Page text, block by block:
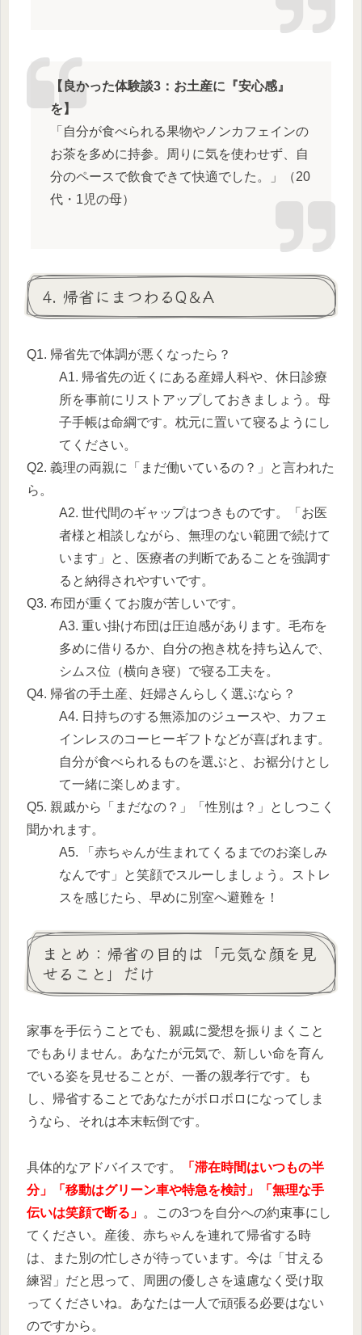
【良かった体験談3：お土産に『安心感』
を】
「自分が食べられる果物やノンカフェインの
お茶を多めに持参。周りに気を使わせず、自
分のペースで飲食できて快適でした。」（20
代・1児の母）
4. 帰省にまつわるQ＆A
Q1. 帰省先で体調が悪くなったら？
A1. 帰省先の近くにある産婦人科や、休日診療
所を事前にリストアップしておきましょう。母
子手帳は命綱です。枕元に置いて寝るようにし
てください。
Q2. 義理の両親に「まだ働いているの？」と言われた
ら。
A2. 世代間のギャップはつきものです。「お医
者様と相談しながら、無理のない範囲で続けて
います」と、医療者の判断であることを強調す
ると納得されやすいです。
Q3. 布団が重くてお腹が苦しいです。
A3. 重い掛け布団は圧迫感があります。毛布を
多めに借りるか、自分の抱き枕を持ち込んで、
シムス位（横向き寝）で寝る工夫を。
Q4. 帰省の手土産、妊婦さんらしく選ぶなら？
A4. 日持ちのする無添加のジュースや、カフェ
インレスのコーヒーギフトなどが喜ばれます。
自分が食べられるものを選ぶと、お裾分けとし
て一緒に楽しめます。
Q5. 親戚から「まだなの？」「性別は？」としつこく
聞かれます。
A5. 「赤ちゃんが生まれてくるまでのお楽しみ
なんです」と笑顔でスルーしましょう。ストレ
スを感じたら、早めに別室へ避難を！
まとめ：帰省の目的は「元気な顔を見
せること」だけ
家事を手伝うことでも、親戚に愛想を振りまくこと
でもありません。あなたが元気で、新しい命を育ん
でいる姿を見せることが、一番の親孝行です。も
し、帰省することであなたがボロボロになってしま
うなら、それは本末転倒です。
具体的なアドバイスです。
「滞在時間はいつもの半
分」「移動はグリーン車や特急を検討」「無理な手
伝いは笑顔で断る」 。この3つを自分への約束事にし
てください。産後、赤ちゃんを連れて帰省する時
は、また別の忙しさが待っています。今は「甘える
練習」だと思って、周囲の優しさを遠慮なく受け取
ってくださいね。あなたは一人で頑張る必要はない
のですから。